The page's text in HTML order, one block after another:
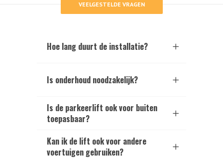
VEELGESTELDE VRAGEN
Hoe lang duurt de installatie?
Is onderhoud noodzakelijk?
Is de parkeerlift ook voor buiten
toepasbaar?
Kan ik de lift ook voor andere
voertuigen gebruiken?